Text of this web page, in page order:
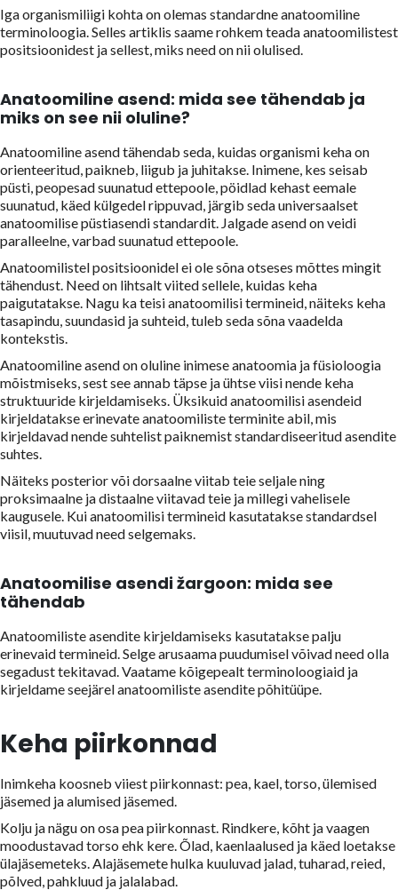
Iga organismiliigi kohta on olemas standardne anatoomiline
terminoloogia. Selles artiklis saame rohkem teada anatoomilistest
positsioonidest ja sellest, miks need on nii olulised.
Anatoomiline asend: mida see tähendab ja
miks on see nii oluline?
Anatoomiline asend tähendab seda, kuidas organismi keha on
orienteeritud, paikneb, liigub ja juhitakse. Inimene, kes seisab
püsti, peopesad suunatud ettepoole, pöidlad kehast eemale
suunatud, käed külgedel rippuvad, järgib seda universaalset
anatoomilise püstiasendi standardit. Jalgade asend on veidi
paralleelne, varbad suunatud ettepoole.
Anatoomilistel positsioonidel ei ole sõna otseses mõttes mingit
tähendust. Need on lihtsalt viited sellele, kuidas keha
paigutatakse. Nagu ka teisi anatoomilisi termineid, näiteks keha
tasapindu, suundasid ja suhteid, tuleb seda sõna vaadelda
kontekstis.
Anatoomiline asend on oluline inimese anatoomia ja füsioloogia
mõistmiseks, sest see annab täpse ja ühtse viisi nende keha
struktuuride kirjeldamiseks. Üksikuid anatoomilisi asendeid
kirjeldatakse erinevate anatoomiliste terminite abil, mis
kirjeldavad nende suhtelist paiknemist standardiseeritud asendite
suhtes.
Näiteks posterior või dorsaalne viitab teie seljale ning
proksimaalne ja distaalne viitavad teie ja millegi vahelisele
kaugusele. Kui anatoomilisi termineid kasutatakse standardsel
viisil, muutuvad need selgemaks.
Anatoomilise asendi žargoon: mida see
tähendab
Anatoomiliste asendite kirjeldamiseks kasutatakse palju
erinevaid termineid. Selge arusaama puudumisel võivad need olla
segadust tekitavad. Vaatame kõigepealt terminoloogiaid ja
kirjeldame seejärel anatoomiliste asendite põhitüüpe.
Keha piirkonnad
Inimkeha koosneb viiest piirkonnast: pea, kael, torso, ülemised
jäsemed ja alumised jäsemed.
Kolju ja nägu on osa pea piirkonnast. Rindkere, kõht ja vaagen
moodustavad torso ehk kere. Õlad, kaenlaalused ja käed loetakse
ülajäsemeteks. Alajäsemete hulka kuuluvad jalad, tuharad, reied,
põlved, pahkluud ja jalalabad.